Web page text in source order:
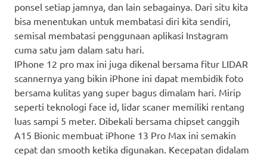
ponsel setiap jamnya, dan lain sebagainya. Dari situ kita
bisa menentukan untuk membatasi diri kita sendiri,
semisal membatasi penggunaan aplikasi Instagram
cuma satu jam dalam satu hari.
IPhone 12 pro max ini juga dikenal bersama fitur LIDAR
scannernya yang bikin iPhone ini dapat membidik foto
bersama kulitas yang super bagus dimalam hari. Mirip
seperti teknologi face id, lidar scaner memiliki rentang
luas sampi 5 meter. Dibekali bersama chipset canggih
A15 Bionic membuat iPhone 13 Pro Max ini semakin
cepat dan smooth ketika digunakan. Kecepatan didalam